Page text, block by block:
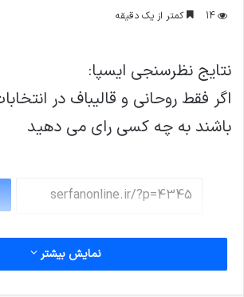
ایمیل
14
کمتر از یک دقیقه
نتایج نظرسنجی ایسپا:
اگر فقط روحانی و قالیباف در
باشند به چه کسی رای می دهید
نمایش بیشتر